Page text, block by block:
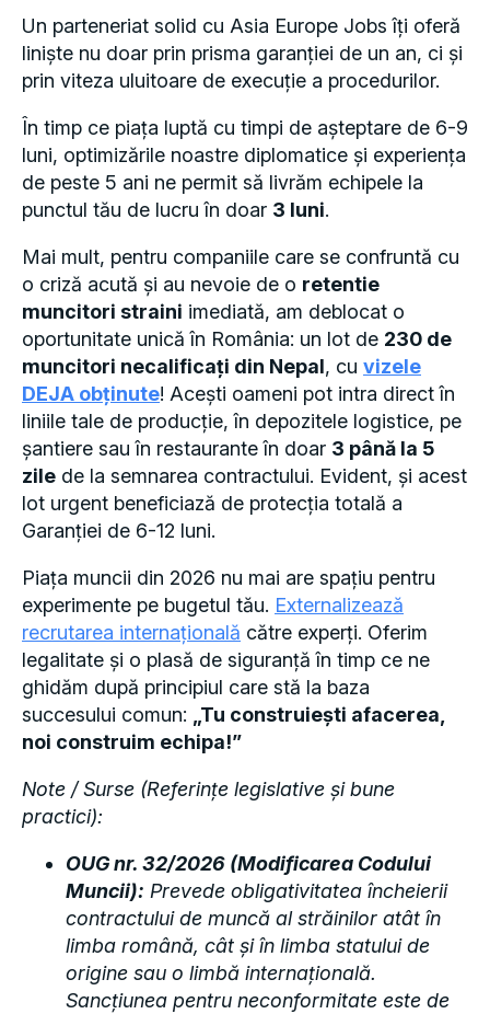
Un parteneriat solid cu Asia Europe Jobs îți oferă
liniște nu doar prin prisma garanției de un an, ci și
prin viteza uluitoare de execuție a procedurilor.
În timp ce piața luptă cu timpi de așteptare de 6-9
luni, optimizările noastre diplomatice și experiența
de peste 5 ani ne permit să livrăm echipele la
punctul tău de lucru în doar 3 luni.
Mai mult, pentru companiile care se confruntă cu
o criză acută și au nevoie de o retentie
muncitori straini imediată, am deblocat o
oportunitate unică în România: un lot de 230 de
muncitori necalificați din Nepal, cu vizele
DEJA obținute! Acești oameni pot intra direct în
liniile tale de producție, în depozitele logistice, pe
șantiere sau în restaurante în doar 3 până la 5
zile de la semnarea contractului. Evident, și acest
lot urgent beneficiază de protecția totală a
Garanției de 6-12 luni.
Piața muncii din 2026 nu mai are spațiu pentru
experimente pe bugetul tău. Externalizează
recrutarea internațională către experți. Oferim
legalitate și o plasă de siguranță în timp ce ne
ghidăm după principiul care stă la baza
succesului comun: „Tu construiești afacerea,
noi construim echipa!”
Note / Surse (Referințe legislative și bune
practici):
OUG nr. 32/2026 (Modificarea Codului
Muncii): Prevede obligativitatea încheierii
contractului de muncă al străinilor atât în
limba română, cât și în limba statului de
origine sau o limbă internațională.
Sancțiunea pentru neconformitate este de